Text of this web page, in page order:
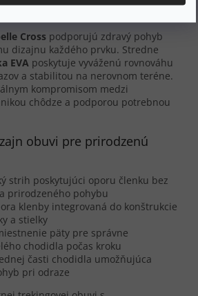
Cross podporujú zdravý pohyb
dizajnu každého prvku. Stredne
EVA poskytuje vyváženú rovnováhu
a stabilitou na nerovnom teréne.
kompromisom medzi
chôdze a podporou potrebnou
obuvi pre prirodzenú
strih poskytujúci oporu členku bez
prirodzeného pohybu
klenby integrovaná do konštrukcie
a stielky
päty pre správne
chodidla počas kroku
časti chodidla umožňujúca
pri odraze